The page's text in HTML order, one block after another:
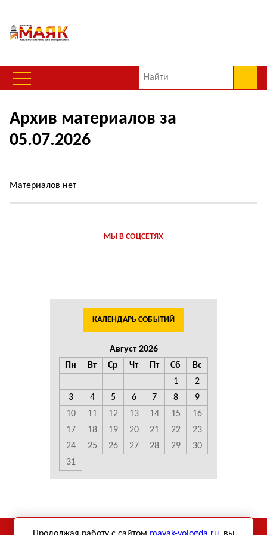
Архив материалов за
05.07.2026
Материалов нет
МЫ В СОЦСЕТЯХ
КАЛЕНДАРЬ СОБЫТИЙ
Август 2026
Пн
Вт Ср Чт Пт Сб
Вс
1
2
3
4 5 6 7 8
9
10
11 12 13 14 15
16
17
18 19 20 21 22
23
24
25 26 27 28 29
30
31